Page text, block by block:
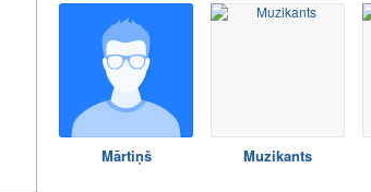
Mārtiņš Muzikants